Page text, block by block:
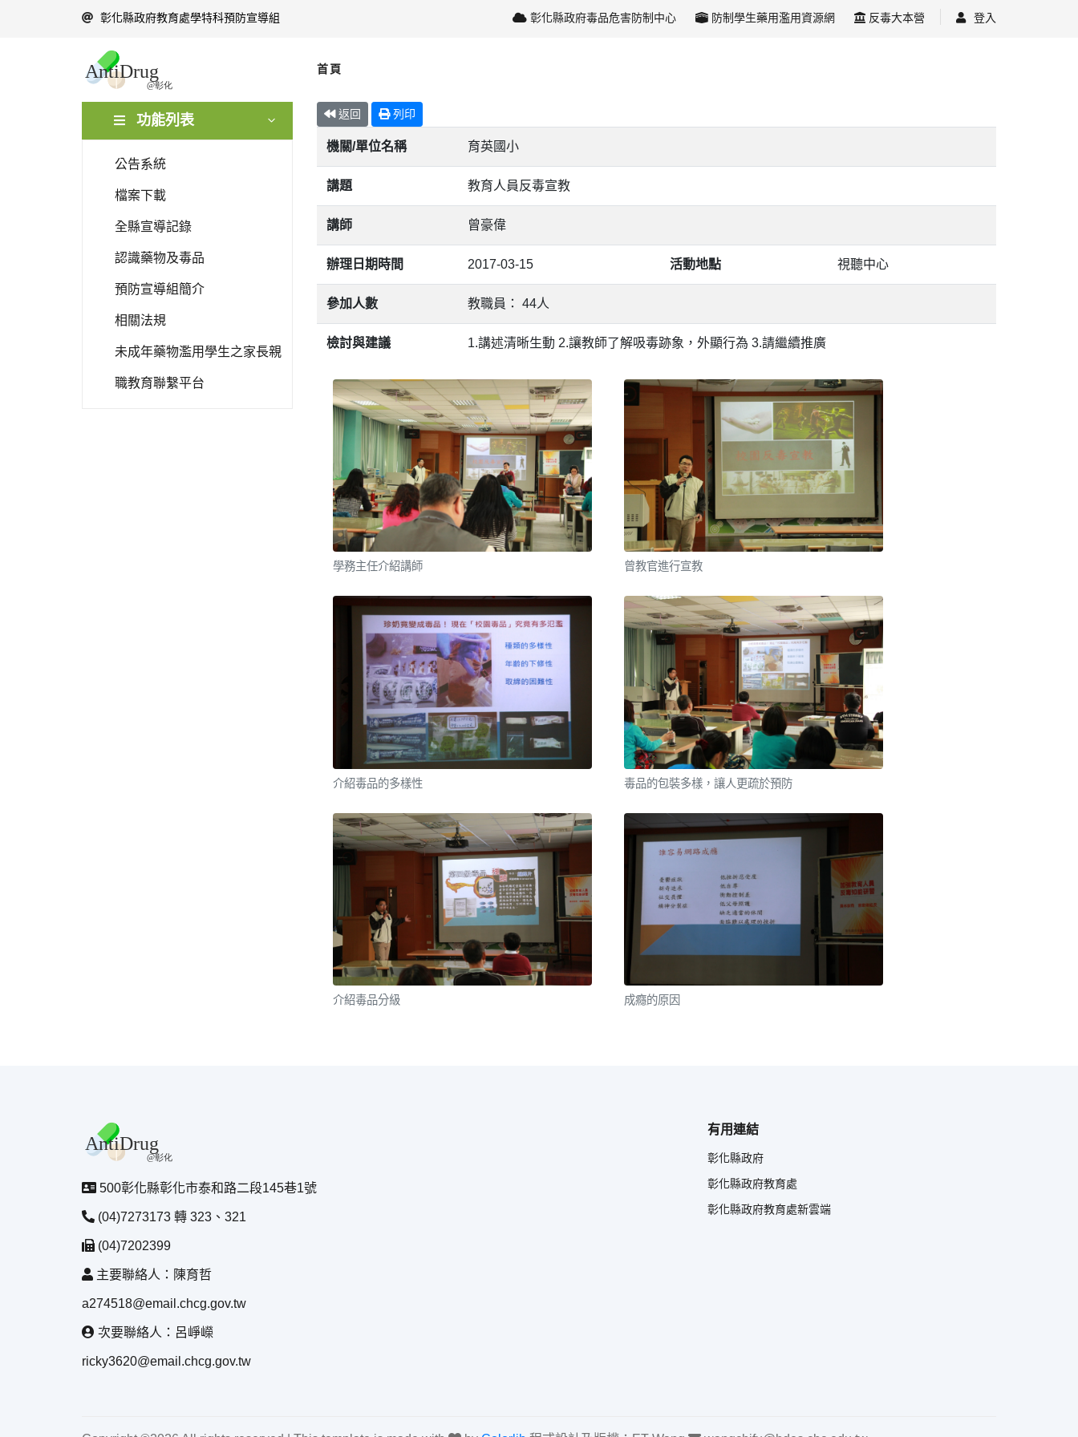
彰化縣政府教育處學特科預防宣導組 彰化縣政府毒品危害防制中心 防制學生藥用濫用資源網 反毒大本營 登入
首頁
功能列表
公告系統
檔案下載
全縣宣導記錄
認識藥物及毒品
預防宣導組簡介
相關法規
未成年藥物濫用學生之家長親
職教育聯繫平台
返回 列印
機關/單位名稱 育英國小
講題 教育人員反毒宣教
講師 曾豪偉
辦理日期時間 2017-03-15 活動地點 視聽中心
參加人數 教職員： 44人
檢討與建議 1.講述清晰生動 2.讓教師了解吸毒跡象，外顯行為 3.請繼續推廣
學務主任介紹講師 曾教官進行宣教
介紹毒品的多樣性 毒品的包裝多樣，讓人更疏於預防
介紹毒品分級 成癮的原因
500彰化縣彰化市泰和路二段145巷1號
(04)7273173 轉 323、321
(04)7202399
主要聯絡人：陳育哲
a274518@email.chcg.gov.tw
次要聯絡人：呂崢嶸
ricky3620@email.chcg.gov.tw
有用連結
彰化縣政府
彰化縣政府教育處
彰化縣政府教育處新雲端